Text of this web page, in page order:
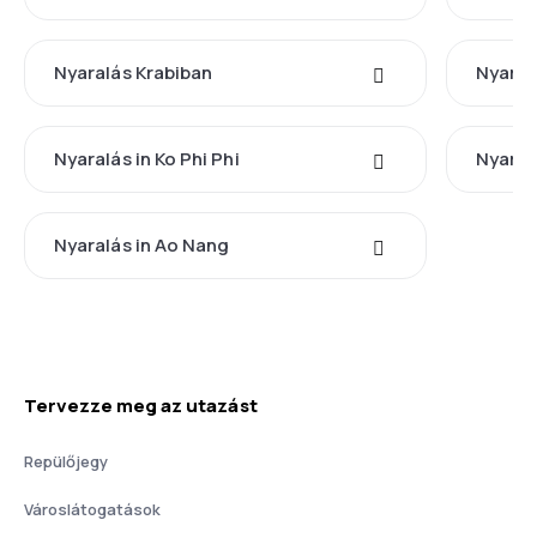
Nyaralás Krabiban
Nyaralás in Ko Phi Phi
Nyaralás in Ao Nang
Tervezze meg az utazást
Repülőjegy
Városlátogatások